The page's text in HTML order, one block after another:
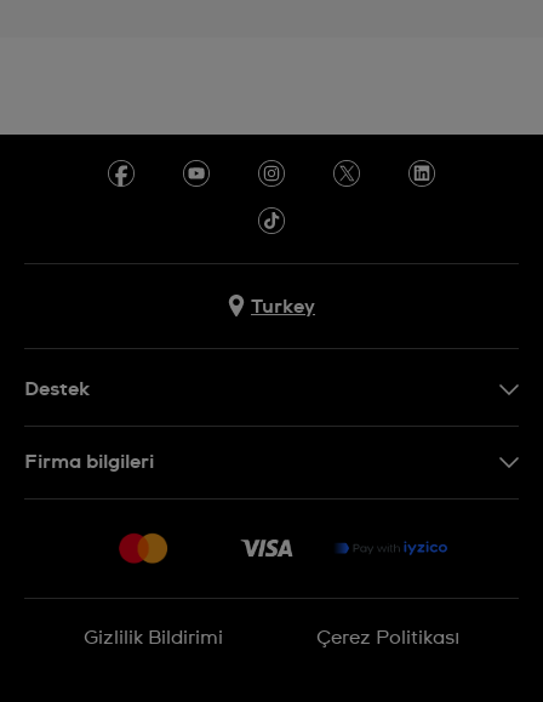
Turkey
Destek
İade Politikası
Firma bilgileri
Gizlilik Bildirimi Çerez Politikası